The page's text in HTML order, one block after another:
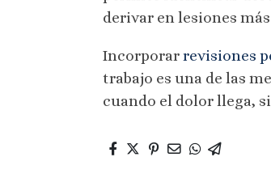
derivar en lesiones
Incorporarrevisiones
trabajo es una de las
cuando el dolor llega,